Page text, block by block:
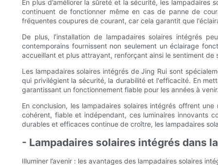
En plus d’améliorer la sûreté et la sécurité, les
continuent de fonctionner même en cas de panne de
fréquentes coupures de courant, car cela garantit que
De plus, l’installation de lampadaires solaires intégrés
contemporains fournissent non seulement un éclairage
accueillant et plus attrayant, renforçant ainsi le sentiment
Les lampadaires solaires intégrés de Jing Rui sont
qui privilégient la sécurité, la durabilité et l'efficacité. En
garantissant un fonctionnement fiable pour les années à venir.
En conclusion, les lampadaires solaires intégrés offrent
cohérent, fiable et indépendant, ces luminaires innovants
durables et efficaces continue de croître, les lampadaires
- Lampadaires solaires intégrés dans
Illuminer l’avenir : les avantages des lampadaires solaires